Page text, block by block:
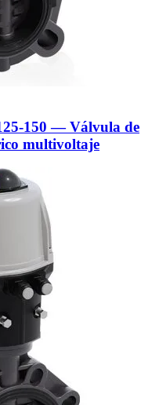
150 — Válvula de
multivoltaje